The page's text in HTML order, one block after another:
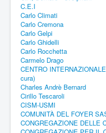
C.E.I
Carlo Climati
Carlo Cremona
Carlo Gelpi
Carlo Ghidelli
Carlo Rocchetta
Carmelo Drago
CENTRO
cura)
Charles Andrè Bernard
Cirillo Tescaroli
CISM-USMI
COMUNITÀ DEL FOYER
CONGREGAZIONE DELLE